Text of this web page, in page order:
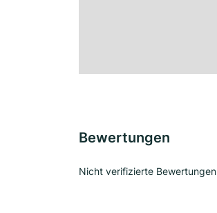
Bewertungen
Nicht verifizierte Bewertungen